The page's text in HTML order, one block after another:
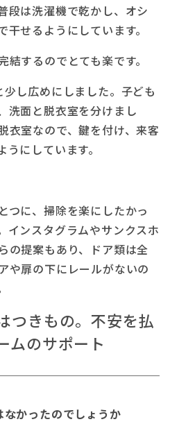
段は洗濯機で乾かし、オシ
せるようにしています。
するのでとても楽です。
し広めにしました。子ども
洗面と脱衣室を分けまし
衣室なので、鍵を付け、来客
にしています。
つに、掃除を楽にしたかっ
インスタグラムやサンクスホ
の提案もあり、ドア類は全
や扉の下にレールがないの
つきもの。不安を払
ムのサポート
かったのでしょうか